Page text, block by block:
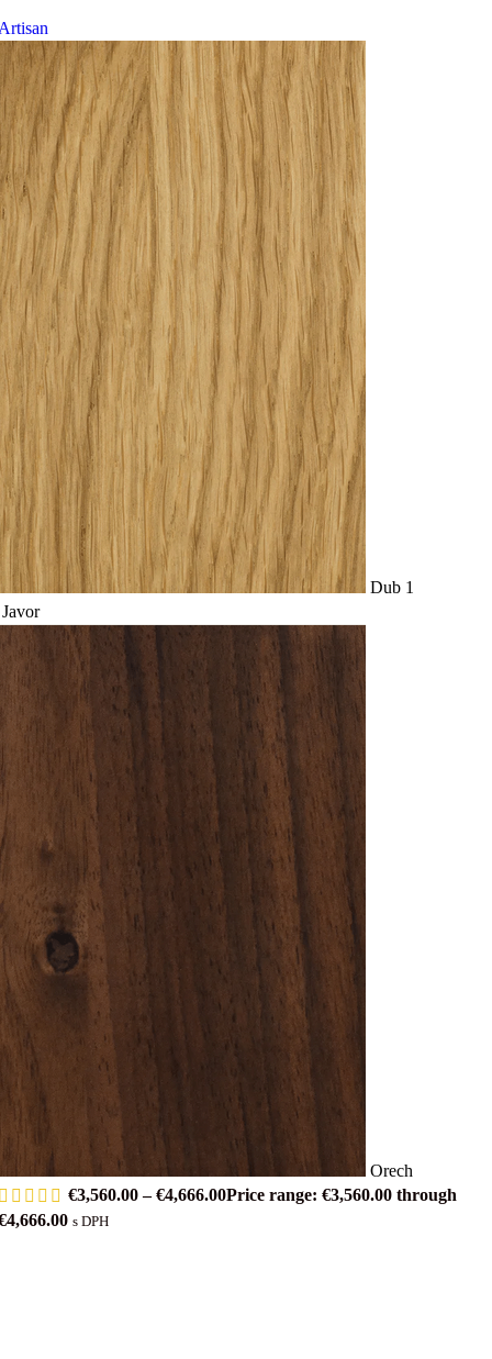
Dub 1
Javor
Orech
€3,560.00 – €4,666.00Price range: €3,560.00 through
s DPH